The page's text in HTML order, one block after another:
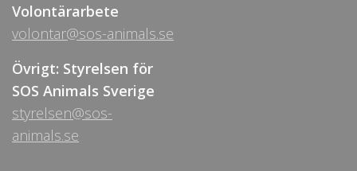
Volontärarbete
volontar@sos-animals.se
Övrigt: Styrelsen för
SOS Animals Sverige
styrelsen@sos-
animals.se